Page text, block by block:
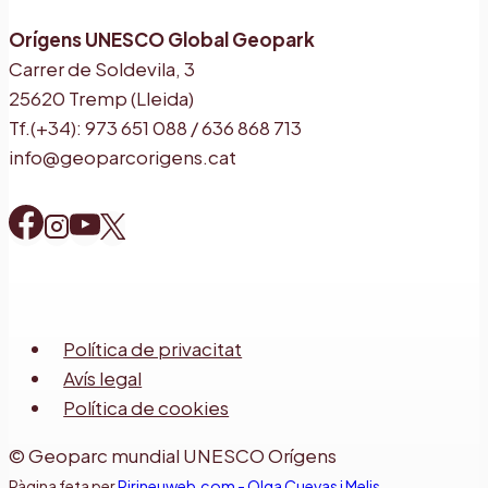
Orígens UNESCO Global Geopark
Carrer de Soldevila, 3
25620 Tremp (Lleida)
Tf.(+34): 973 651 088 / 636 868 713
info@geoparcorigens.cat
Política de privacitat
Avís legal
Política de cookies
© Geoparc mundial UNESCO Orígens